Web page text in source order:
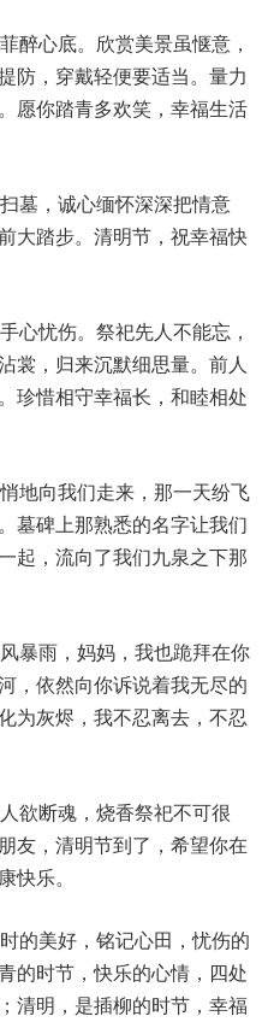
醉心底。欣赏美景虽惬意，
防，穿戴轻便要适当。量力
愿你踏青多欢笑，幸福生活
墓，诚心缅怀深深把情意
大踏步。清明节，祝幸福快
心忧伤。祭祀先人不能忘，
裳，归来沉默细思量。前人
珍惜相守幸福长，和睦相处
地向我们走来，那一天纷飞
墓碑上那熟悉的名字让我们
起，流向了我们九泉之下那
暴雨，妈妈，我也跪拜在你
，依然向你诉说着我无尽的
为灰烬，我不忍离去，不忍
欲断魂，烧香祭祀不可很
友，清明节到了，希望你在
快乐。
的美好，铭记心田，忧伤的
的时节，快乐的心情，四处
清明，是插柳的时节，幸福